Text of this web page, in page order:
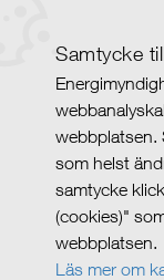
Samtycke
webbplatsen.
som helst
samtycke
(cookies)"
webbplatsen.
Läs mer om